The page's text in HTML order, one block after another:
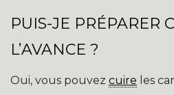
PUIS-JE PRÉPARER
L’AVANCE ?
Oui, vous pouvez cuire les